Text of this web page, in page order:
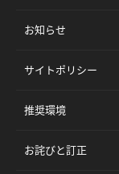
お知らせ
サイトポリシー
推奨環境
お詫びと訂正